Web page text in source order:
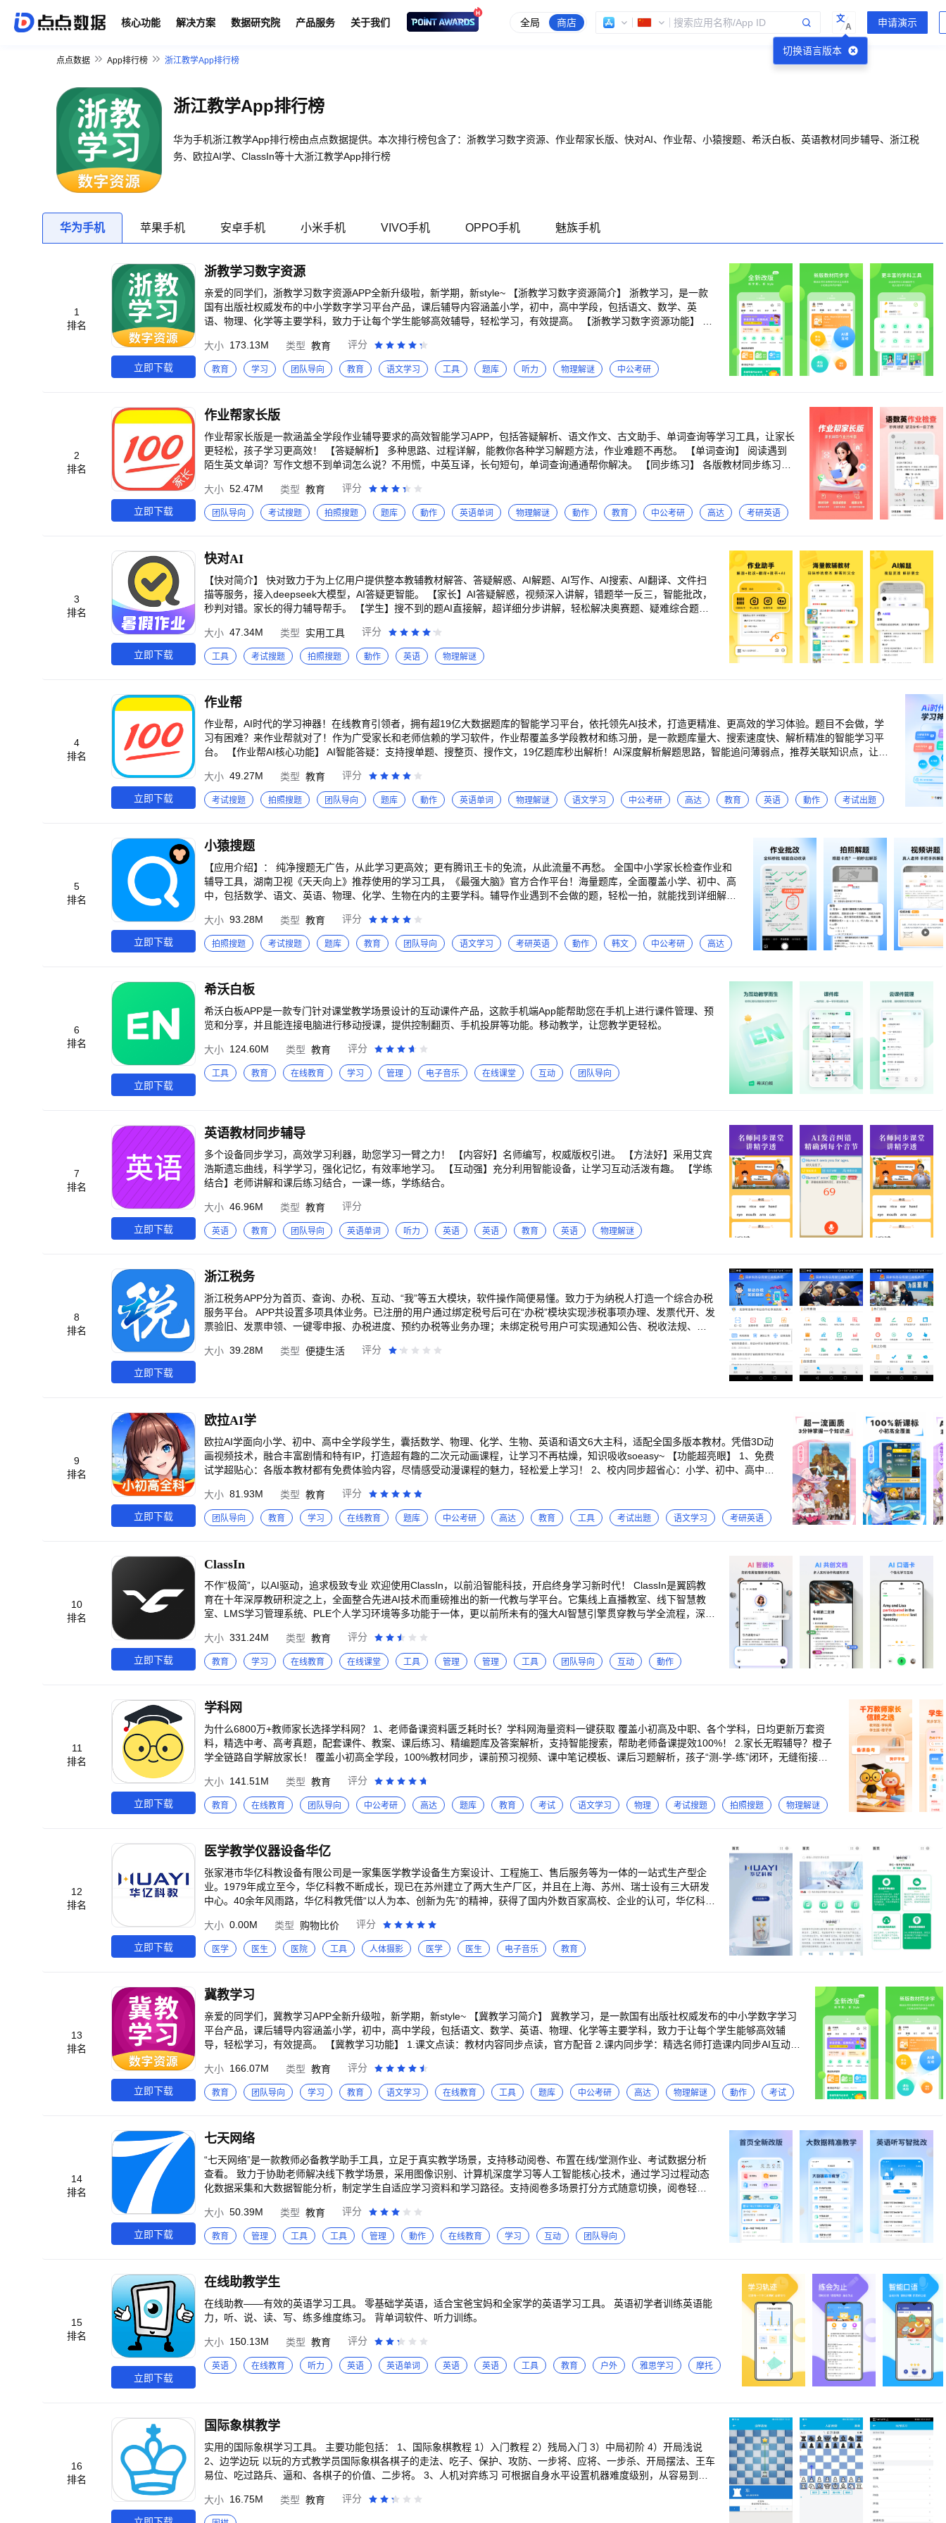
核心功能 解决方案 数据研究院 产品服务 关于我们 全局 商店
切换语言版本
文
A
点点数据 App排行榜 浙江教学App排行榜
浙江教学App排行榜
华为手机浙江教学App排行榜由点点数据提供。本次排行榜包含了：浙教学习数字资源、作业帮家长版、快对AI、作业帮、小猿搜题、希沃白板、英语教材同步辅导、浙江税
务、欧拉AI学、ClassIn等十大浙江教学App排行榜
华为手机 苹果手机 安卓手机 小米手机 VIVO手机 OPPO手机 魅族手机
1
排名
立即下载
浙教学习数字资源
亲爱的同学们，浙教学习数字资源APP全新升级啦，新学期，新style~ 【浙教学习数字资源简介】 浙教学习，是一款
国有出版社权威发布的中小学数字学习平台产品，课后辅导内容涵盖小学，初中，高中学段，包括语文、数学、英
语、物理、化学等主要学科，致力于让每个学生能够高效辅导，轻松学习，有效提高。 【浙教学习数字资源功能】 1.
学科工具：30余款学科工具辅助学习，极大提升学习效率 4.巧考：历年真题任你练，海量题库随意刷，名师打造专项
提分课程，助你快速提分 5.教辅书：教辅配套内容和功能帮助学生轻松搞定重难点题目，学会举一反三 6.同学圈：去
签到，玩PK，学配音绘本，看同学动态，让你趣味学习，快乐成长 【部分荣誉】 荣获中国教育科学研究院颁发的“教
发的“年度少儿和教育知识服务品牌” 荣获北京国际儿童阅读大会颁发的“全国儿童阅读教育科技企业创新实践奖”
大小 173.13M 类型 教育 评分
教育 学习 团队导向 教育 语文学习 工具 题库 听力 物理解谜 中公考研
2
排名
立即下载
作业帮家长版
作业帮家长版是一款涵盖全学段作业辅导要求的高效智能学习APP，包括答疑解析、语文作文、古文助手、单词查询等学习工具，让家长
更轻松，孩子学习更高效！ 【答疑解析】 多种思路、过程详解，能教你各种学习解题方法，作业难题不再愁。 【单词查询】 阅读遇到
陌生英文单词？写作文想不到单词怎么说？不用慌，中英互译，长句短句，单词查询通通帮你解决。 【同步练习】 各版教材同步练习，
版，看中英范文，作文不再愁。 【题库覆盖】 数学、英语、语文、物理、化学、生物、历史、政治等，各科难题帮你解决。 【意见反
馈】 如有任何疑问，请联系作业帮和你们一起解决： 联系客服400-611-0100。 【联系我们】 官方网站：https:/knowledge.zuoyebang.
com/
大小 52.47M 类型 教育 评分
团队导向 考试搜题 拍照搜题 题库 動作 英语单词 物理解谜 動作 教育 中公考研 高达 考研英语
3
排名
立即下载
快对AI
【快对简介】 快对致力于为上亿用户提供整本教辅教材解答、答疑解惑、AI解题、AI写作、AI搜索、AI翻译、文件扫
描等服务，接入deepseek大模型，AI答疑更智能。 【家长】AI答疑解惑，视频深入讲解，错题举一反三，智能批改，
秒判对错。家长的得力辅导帮手。 【学生】搜不到的题AI直接解，超详细分步讲解，轻松解决奥赛题、疑难综合题。
级；AI写作，论文学术改写、各种报告一键生成，风格字数自由定制。文件扫描，智能增强去水印，一键导出PDF。
【职场】AI写作，全文一键生成，教学教案、活动策划、发言讲话、小红书文案。PPT生成一键生成，模板自由定制。
【快对特点】 1、扫码速查整本教辅教材解答：覆盖小学、初中、高中、职高、中专、大学各学段的过百万本教辅教材
有尽有。 3、智能AI解题：专研AI解题Agent，解题快，步骤细，答案准，还能举一反三不断追问，随身AI家教免费
用。 4、解析答疑全面：语数英政史地物化生，文史哲、理工农医、经管法，用户分享各类习题，提供全学段各类学科
的练习题及知识点解析，解决学习时遇到的各科难题。 5、解析形式丰富：更有配套解析，包含视频讲解及文字讲解的
内容，快速攻克难点及易错点，助力自主学习、提升学习效率。 6、智能错题本：对作业本、练习册、试卷上的错题拍
照，即可自动去除手写笔迹，还原空白题目、保存错题、收集到“快对错题本”。支持一键连接打印机；或生成高清PD
拍照翻译：轻轻一拍即可整段翻译、取词翻译、分句精讲和原文朗读。“取词翻译”，生词一点即会；“分句精讲”，逐句
学习更清晰；“原文朗读”，发音指导，还支持多倍速哦~用快对，高效识别图文，翻译又快又准，英语阅读理解更轻
松！ 8、学习资料多：包含习题解析、精品作文、各类试卷、优质笔记、手抄报、读后感课件等，学习有帮手。 【快
消。 会员开通协议：https://www.kuaiduizuoye.com/kdzy/vip/vipMemberService.html 连续包月服务协议：https://ww
w.kuaiduizuoye.com/kdzy/vip/vipFeeDetails.html 【快对体验群】 加入功能反馈群，高效解决使用快对遇到的问题，
讨论快对功能，交流使用技巧，参与功能内测~ 【搜题答题】：872169233 【作业检查】：713868869 【AI会话】：
717676475 【扫码搜书】：858095576 【快对活动】：995174382 【快对VIP】：938431806
大小 47.34M 类型 实用工具 评分
工具 考试搜题 拍照搜题 動作 英语 物理解谜
4
排名
立即下载
作业帮
作业帮，AI时代的学习神器！在线教育引领者，拥有超19亿大数据题库的智能学习平台，依托领先AI技术，打造更精准、更高效的学习体验。题目不会做，学
习有困难？来作业帮就对了！作为广受家长和老师信赖的学习软件，作业帮覆盖多学段教材和练习册，是一款题库量大、搜索速度快、解析精准的智能学习平
台。 【作业帮AI核心功能】 AI智能答疑：支持搜单题、搜整页、搜作文，19亿题库秒出解析！AI深度解析解题思路，智能追问薄弱点，推荐关联知识点，让学
家长完成作业检查。 AI校内同步：智能同步教材章节，精准定位考试重难点，个性化推荐同步练习题和单元测试，形成"学-练-测"完整闭环，助力快速掌握知识
点。 AI写作：同步K12语文学习进度，成文质量贴合学校作文标准，全面支持写全文、写英文、写开头结尾。AI作文批改，按照年级/体裁/单元作文内置批改标
准。包括六维度评级、全文点评、句子纠错、佳句赏析、思路点拨、全文润色。 AI志愿填报：基于权威录取数据，智能生成科学合理的“冲稳保”志愿方案，让
用学习工具】 拍照翻译：中英文互译，支持取词翻译、分句翻译和原文点读，英语阅读的智慧小帮手。 单词查询：阅读遇到陌生英文单词？写作文想不到单词
怎么说？不用慌，中英互译，长句短句，单词查询全部帮你搞定。 口算练习：100以内的加减法、数学应用、竖式计算和单位换算应有尽有，支持在线练和打
印线下练。找口算练习题来作业帮，想怎么练就怎么练，练习结束还能用作业批改秒判对错。 计算器：支持实数计算，根式计算、解方程/不等式、三角函数和
因式分解等多题型，结果精准，步骤详细。 题库覆盖：拥有超19亿大数据题库，覆盖数学、英语、语文、物理、化学、生物、历史、政治等，各科难题帮你解
决。 【趣味活动】 古诗词大赛：沉浸式诗词学习体验，从日常刷真题到诗词PK竞技，赢取晋级卡，晋级全国英雄榜，让传统文化学习充满乐趣与成就感！ 口
海量视频答疑，难题轻松解答。VIP专属问答特权，随时问随时答。核心知识点讲解，搞懂答题技巧。试卷下载打印，练习更方便。 【VIP订阅周期】 1个
月，3个月，12个月，连续包月，连续包季，连续包年。 【VIP取消续订】 如需取消订阅，请在当前订阅24小时以前，在[我的-VIP中心-自动续费管理]查看取
消。 【会员开通协议】 https://gth5.zuoyebang.com/perform/privacy/VIP_homework_service 【连续包月服务协议】 https://gth5.zuoyebang.com/perfo
大小 49.27M 类型 教育 评分
考试搜题 拍照搜题 团队导向 题库 動作 英语单词 物理解谜 语文学习 中公考研 高达 教育 英语 動作 考试出题
5
排名
立即下载
小猿搜题
【应用介绍】： 纯净搜题无广告，从此学习更高效；更有腾讯王卡的免流，从此流量不再愁。 全国中小学家长检查作业和
辅导工具，湖南卫视《天天向上》推荐使用的学习工具，《最强大脑》官方合作平台！海量题库，全面覆盖小学、初中、高
中，包括数学、语文、英语、物理、化学、生物在内的主要学科。辅导作业遇到不会做的题，轻松一拍，就能找到详细解
自己也不会做？用小猿搜题！ 2.工作繁忙没时间，辅导孩子成问题？用小猿搜题！ 一句话：辅导孩子有难题，用小猿搜题
就够了！ 【小猿功能】： 1、拍照搜题：不会的题轻松一拍，免费秒出解析！ 2、海量题库：全面覆盖小初高主要学科，你
要搜的题，我们都有！ 3、老师视频讲题：老师真人讲解，哪道不会拍哪道，老师视频讲哪道！ 4、语文&英文作文：精选
目死记硬背！ 6、错题本：难题好题一键收藏，还可以导出打印，从此告别题海战术！ 任何学习上的难关，请联系小猿和你
们一起解决： 抖音号@小猿搜题 微信公众号“小猿搜题” 新浪微博@小猿搜题
大小 93.28M 类型 教育 评分
拍照搜题 考试搜题 题库 教育 团队导向 语文学习 考研英语 動作 韩文 中公考研 高达
6
排名
立即下载
希沃白板
希沃白板APP是一款专门针对课堂教学场景设计的互动课件产品，这款手机端App能帮助您在手机上进行课件管理、预
览和分享，并且能连接电脑进行移动授课，提供控制翻页、手机投屏等功能。移动教学，让您教学更轻松。
大小 124.60M 类型 教育 评分
工具 教育 在线教育 学习 管理 电子音乐 在线课堂 互动 团队导向
7
排名
立即下载
英语教材同步辅导
多个设备同步学习，高效学习利器，助您学习一臂之力！ 【内容好】名师编写，权威版权引进。 【方法好】采用艾宾
浩斯遗忘曲线，科学学习，强化记忆，有效率地学习。 【互动强】充分利用智能设备，让学习互动活泼有趣。 【学练
结合】老师讲解和课后练习结合，一课一练，学练结合。
大小 46.96M 类型 教育 评分
英语 教育 团队导向 英语单词 听力 英语 英语 教育 英语 物理解谜
8
排名
立即下载
浙江税务
浙江税务APP分为首页、查询、办税、互动、“我”等五大模块，软件操作简便易懂。致力于为纳税人打造一个综合办税
服务平台。 APP共设置多项具体业务。已注册的用户通过绑定税号后可在“办税”模块实现涉税事项办理、发票代开、发
票验旧、发票申领、一键零申报、办税进度、预约办税等业务办理；未绑定税号用户可实现通知公告、税收法规、发
大小 39.28M 类型 便捷生活 评分
9
排名
立即下载
欧拉AI学
欧拉AI学面向小学、初中、高中全学段学生，囊括数学、物理、化学、生物、英语和语文6大主科，适配全国多版本教材。凭借3D动
画视频技术，融合丰富剧情和特有IP，打造超有趣的二次元动画课程，让学习不再枯燥，知识吸收soeasy~ 【功能超亮眼】​ 1、免费
试学超贴心：各版本教材都有免费体验内容，尽情感受动漫课程的魅力，轻松爱上学习！​ 2、校内同步超省心：小学、初中、高中各
讲，通俗易懂，根本停不下来！​ 4、学练结合超高效：智能推送练习题，边学边练，加深理解，知识记得牢牢的！​ 5、真题试卷库超
丰富：海量试题按章组卷，想怎么刷就怎么刷，还支持离线下载，随时随地开练！​ 6、学习激励超诱人：完成每日任务，就能拿奖学
金，惊喜好礼等你来薅！​ 【联系方式】 客服电话：17762414268邮箱：2367754320@qq.com 官网：http://www.ola100.com/​ 快来
大小 81.93M 类型 教育 评分
团队导向 教育 学习 在线教育 题库 中公考研 高达 教育 工具 考试出题 语文学习 考研英语
10
排名
立即下载
ClassIn
不作“极简”，以AI驱动，追求极致专业 欢迎使用ClassIn，以前沿智能科技，开启终身学习新时代！ ClassIn是翼鸥教
育在十年深厚教研积淀之上，全面整合先进AI技术而重磅推出的新一代教与学平台。它集线上直播教室、线下智慧教
室、LMS学习管理系统、PLE个人学习环境等多功能于一体，更以前所未有的强大AI智慧引擎贯穿教与学全流程，深刻
律的终身学习者。 截止目前，ClassIn被全球众多的学校和师生应用和喜爱，足迹遍布： ·150个国家 ·200万教育者 ·3
000万学习者 ·20000多所中小学、高校和企业 凭借其强大的平台能力和创新的AI智慧引擎，ClassIn可以高效地帮助中
小学、高校和企业，实现高质量的线上教学、线下教学、混合教学、智慧教学，显著提升教学效率与效果。ClassIn赋
数据中心精准洞察学情，提供数据驱动的教学决策支持。ClassIn助力老师丰富课程与教学，借助AI工具的智能化支
持，更有效地提升学生的核心素养和终身学习能力。 【混合教学方案（OMO)：线上线下无界融合，AI协同增强体
验】 混合教学方案，可以支持线上直播教学、线下数字教学、多种混合教学（线上线下混合、课前课后混合教学、正
式与非正式混合），最终实现智慧教学。ClassIn以卓越的线上直播教学而闻名，可以支持2000人在线、50人音视频显
示，拥有多人协作黑板、协作文档、分组教学、虚拟实验等上百种功能。在ClassIn的AI智慧引擎加持下，无论是线上
验，甚至超越传统课堂的互动与效率，真正实现“跨屏无界，教学有方”。 【学习管理系统（LMS)：AI驱动，精细化教
学管理与学情洞察】 新一代学习管理系统，深度融合AI能力，可以支持传统的课堂、作业、讨论、评测等教学活动，
并自动形成基于AI学情分析的学生学习轨迹与可视化报告。AI作业批改、AI测验出题、AI答题卡解析等功能，极大地提
学习环境（PLE)：AI赋能，构建终身学习系统】 个人学习环境，由AI智慧引擎提供核心驱动力，强力支持个性化学习
和终身学习。互联网和人工智能时代，知识迭代极速加快，同时知识不再以学校或图书馆为中心，而是分散在社会和
网络中，这要求学习者必须主动学习、终身学习。ClassIn凭借其AI助教提供的7x24小时个性化答疑与资源导航，以及
AI自动生成的录课总结等功能，为学习者构建强大的自主学习能力和终身学习系统，提供随时随地的智能学习支持，
培养真正独立自律的终身学习者。 官方网站：www.eeo.cn
大小 331.24M 类型 教育 评分
教育 学习 在线教育 在线课堂 工具 管理 管理 工具 团队导向 互动 動作
11
排名
立即下载
学科网
为什么6800万+教师家长选择学科网？ 1、老师备课资料匮乏耗时长？学科网海量资料一键获取 覆盖小初高及中职、各个学科，日均更新万套资
料，精选中考、高考真题，配套课件、教案、课后练习、精编题库及答案解析，支持智能搜索，帮助老师备课提效100%！ 2.家长无暇辅导？橙子
学全链路自学解放家长！ 覆盖小初高全学段，100%教材同步，课前预习视频、课中笔记模板、课后习题解析，孩子“测-学-练”闭环，无缝衔接课
习、备考模拟测试。从【知识点科学诊断】到【薄弱点强化训练】，单科提升肉眼可见！ 【功能介绍】 1、橙子学（学科网学生版）：小初高全
学段覆盖，适配各版本教材，通过课前预学、课中梳理、课后解析全链路同步学习，智能诊断定位薄弱点定制练习，哪里不会学哪里，单科提分高
效快捷。 2、全新教材覆盖：提供小初高各版本教材和练习册，紧跟教育政策，同步更新内容，覆盖江苏、浙江、山东、广东、湖南等32个省市的
政治等主要学科，提供各科重难点、知识点的详细解析，帮助学生攻克学习难关。 4、考试真题库：收录全国千所名校中考、高考、会考试题，覆
盖月考、期中考、期末考试等，精准知识点提醒，同时收录题目和答案，帮助学生轻松提分 5、教学资料丰富：为小学、初中、高中、中职各阶段
教师提供所需的课件、教案、PPT模板、真题、习题、答案、作文指导、知识点总结、教师工作文档、汇报PPT等教学资料 6、名师精编题库：汇
集全国特级教师、学科带头人、骨干教师等名师的精编题目，覆盖核心考点，精准提分，助力高效学习 【联系我们】 如有任何疑问，请联系学科
网和你们一起解决 微信公众号：学科网服务号 官网地址：https://www.zxxk.com/ 手机官网：https://m.zxxk.com 客服电话：400-900-2556
大小 141.51M 类型 教育 评分
教育 在线教育 团队导向 中公考研 高达 题库 教育 考试 语文学习 物理 考试搜题 拍照搜题 物理解谜
12
排名
立即下载
医学教学仪器设备华亿
张家港市华亿科教设备有限公司是一家集医学教学设备生方案设计、工程施工、售后服务等为一体的一站式生产型企
业。1979年成立至今，华亿科教不断成长，现已在苏州建立了两大生产厂区，并且在上海、苏州、瑞士设有三大研发
中心。40余年风雨路，华亿科教凭借“以人为本、创新为先”的精神，获得了国内外数百家高校、企业的认可，华亿科教
汉方舱医院负压净化实验室的设计和施工单位。
大小 0.00M 类型 购物比价 评分
医学 医生 医院 工具 人体摄影 医学 医生 电子音乐 教育
13
排名
立即下载
冀教学习
亲爱的同学们，冀教学习APP全新升级啦，新学期，新style~ 【冀教学习简介】 冀教学习，是一款国有出版社权威发布的中小学数字学习
平台产品，课后辅导内容涵盖小学，初中，高中学段，包括语文、数学、英语、物理、化学等主要学科，致力于让每个学生能够高效辅
导，轻松学习，有效提高。 【冀教学习功能】 1.课文点读：教材内容同步点读，官方配音 2.课内同步学：精选名师打造课内同步AI互动课
造专项提分课程，助你快速提分 5.教辅书：教辅配套内容和功能帮助学生轻松搞定重难点题目，学会举一反三 6.同学圈：去签到，玩PK，
学配音绘本，看同学动态，让你趣味学习，快乐成长 【部分荣誉】 荣获中国教育科学研究院颁发的“教育工具创新奖” 荣获互联网教育商
会、互联网教育工作委员会联合颁发的“受欢迎教育工具奖” 荣获百道新出版研究院颁发的“年度少儿和教育知识服务品牌” 荣获北京国际儿
大小 166.07M 类型 教育 评分
教育 团队导向 学习 教育 语文学习 在线教育 工具 题库 中公考研 高达 物理解谜 動作 考试
14
排名
立即下载
七天网络
“七天网络”是一款教师必备教学助手工具，立足于真实教学场景，支持移动阅卷、布置在线/堂测作业、考试数据分析
查看。 致力于协助老师解决线下教学场景，采用图像识别、计算机深度学习等人工智能核心技术，通过学习过程动态
化数据采集和大数据智能分析，制定学生自适应学习资料和学习路径。支持阅卷多场景打分方式随意切换，阅卷轻松
据决策支持，实现大数据教学管理及数据智能驱动的精准教学。
大小 50.39M 类型 教育 评分
教育 管理 工具 工具 管理 動作 在线教育 学习 互动 团队导向
15
排名
立即下载
在线助教学生
在线助教——有效的英语学习工具。 零基础学英语，适合宝爸宝妈和全家学的英语学习工具。 英语初学者训练英语能
力，听、说、读、写、练多维度练习。 背单词软件、听力训练。
大小 150.13M 类型 教育 评分
英语 在线教育 听力 英语 英语单词 英语 英语 工具 教育 户外 雅思学习 摩托
16
排名
国际象棋教学
实用的国际象棋学习工具。 主要功能包括： 1、国际象棋教程 1）入门教程 2）残局入门 3）中局初阶 4）开局浅说
2、边学边玩 以玩的方式教学员国际象棋各棋子的走法、吃子、保护、攻防、一步将、应将、一步杀、开局摆法、王车
易位、吃过路兵、逼和、各棋子的价值、二步将。 3、人机对弈练习 可根据自身水平设置机器难度级别，从容易到很
入自己的棋谱。 4、人人对弈练习 可与他人进行对弈练习。可随时中断保存对弈棋谱，下次打开继续对弈。可编辑棋
盘，录入自己的棋谱。 5、残局棋谱练习 收集5000多个残局棋谱，包含马头书和波加尔（一步杀、两步杀、三步杀）
大小 16.75M 类型 教育 评分